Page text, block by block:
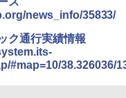
news_info/35833/
ク通行実績情報
#map=10/38.326036/